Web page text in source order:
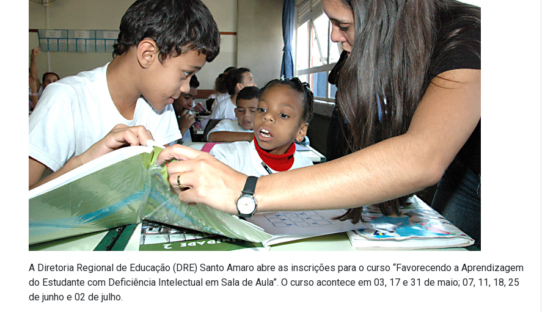
A Diretoria Regional de Educação (DRE) Santo Amaro abre as inscrições para o curso “Favorecendo a Aprendizagem
do Estudante com Deficiência Intelectual em Sala de Aula”. O curso acontece em 03, 17 e 31 de maio; 07, 11, 18, 25
de junho e 02 de julho.